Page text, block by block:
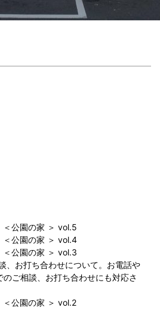
公園の家 ＞ vol.5
公園の家 ＞ vol.4
公園の家 ＞ vol.3
、お打ち合わせについて。お電話や
ご相談、お打ち合わせにも対応さ
公園の家 ＞ vol.2